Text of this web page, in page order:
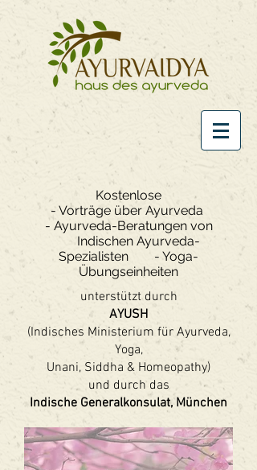
Kostenlose
- Vorträge über Ayurveda
- Ayurveda-Beratungen von
Indischen Ayurveda-
Spezialisten - Yoga-
Übungseinheiten
unterstützt durch
AYUSH
(Indisches Ministerium für Ayurveda,
Yoga,
Unani, Siddha & Homeopathy)
und durch das
Indische Generalkonsulat, München
Ayurveda- &